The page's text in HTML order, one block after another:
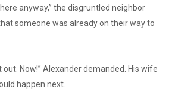
here anyway,” the disgruntled neighbor
someone was already on their way to
out. Now!” Alexander demanded. His wife
happen next.